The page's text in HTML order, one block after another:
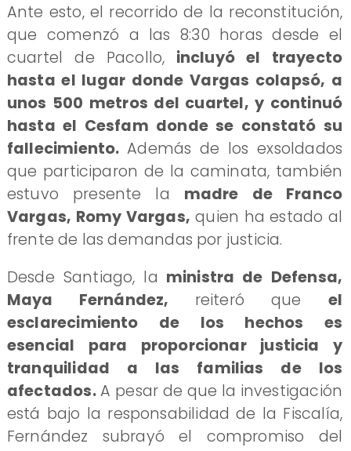
Ante esto, el recorrido de la reconstitución,
que comenzó a las 8:30 horas desde el
cuartel de Pacollo, incluyó el trayecto
hasta el lugar donde Vargas colapsó, a
unos 500 metros del cuartel, y continuó
hasta el Cesfam donde se constató su
fallecimiento.Además de los exsoldados
que participaron de la caminata, también
estuvo presente la madre de Franco
Vargas, Romy Vargas, quien ha estado al
frente de las demandas por justicia.
Desde Santiago, la ministra de Defensa,
Maya Fernández, reiteró que el
esclarecimiento de los hechos es
esencial para proporcionar justicia y
tranquilidad a las familias de los
afectados.A pesar de que la investigación
está bajo la responsabilidad de la Fiscalía,
Fernández subrayó el compromiso del